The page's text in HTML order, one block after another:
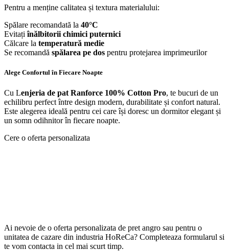
Pentru a menține calitatea și textura materialului:
Spălare recomandată la 40°C
Evitațiînălbitorii chimici puternici
Călcare la temperatură medie
Se recomandă spălarea pe dos pentru protejarea imprimeurilor
Alege Confortul în Fiecare Noapte
Cu Lenjeria de pat Ranforce 100% Cotton Pro, te bucuri de un
echilibru perfect între design modern, durabilitate și confort natural.
Este alegerea ideală pentru cei care își doresc un dormitor elegant și
un somn odihnitor în fiecare noapte.
Cere o oferta personalizata
Ai nevoie de o oferta personalizata de pret angro sau pentru o
unitatea de cazare din industria HoReCa? Completeaza formularul si
te vom contacta in cel mai scurt timp.